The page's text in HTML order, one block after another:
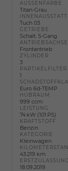
AUSSENFARBE
Titan-Grau
Tuch 03
GETRIEBE
Schalt. 5-Gang
ANTRIEBSACHSE
Frontantrieb
ZYLINDER
3
PARTIKELFILTER
1
Euro 6d-TEMP
HUBRAUM
999 ccm
LEISTUNG
74 kW (101 PS)
KRAFTSTOFF
Benzin
KATEGORIE
Kleinwagen
43.219 km
ERSTZULASSUNG
18.09.2019